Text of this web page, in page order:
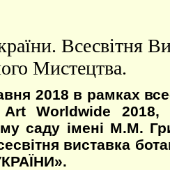
Всесвітня
Мистецтва.
2018 в рамках
Worldwide 2018,
саду імені М.М.
виставка